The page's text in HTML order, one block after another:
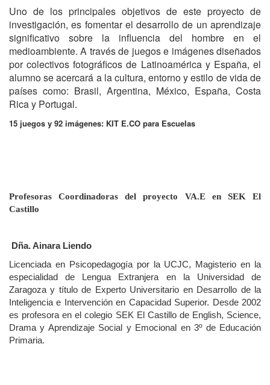
Uno de los principales objetivos de este proyecto de
investigación, es fomentar el desarrollo de un aprendizaje
significativo sobre la influencia del hombre en el
medioambiente. A través de juegos e imágenes diseñados
por colectivos fotográficos de Latinoamérica y España, el
alumno se acercará a la cultura, entorno y estilo de vida de
países como: Brasil, Argentina, México, España, Costa
Rica y Portugal.
15 juegos y 92 imágenes: KIT E.CO para Escuelas
Profesoras Coordinadoras del proyecto VA.E en SEK El
Castillo
Dña. Ainara Liendo
Licenciada en Psicopedagogía por la UCJC, Magisterio en la
especialidad de Lengua Extranjera en la Universidad de
Zaragoza y título de Experto Universitario en Desarrollo de la
Inteligencia e Intervención en Capacidad Superior. Desde 2002
es profesora en el colegio SEK El Castillo de English, Science,
Drama y Aprendizaje Social y Emocional en 3º de Educación
Primaria.